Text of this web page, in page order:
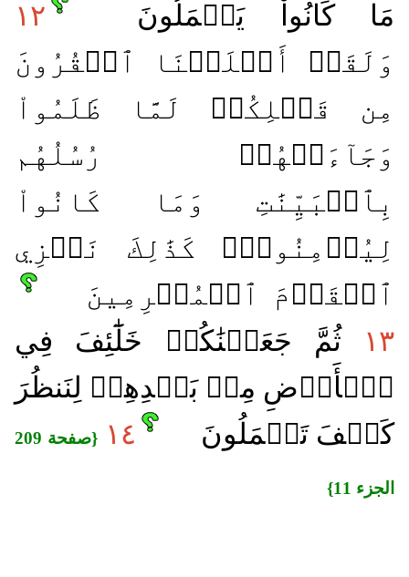
مَا كَانُواْ يَعۡمَلُونَ
١٢
وَلَقَدۡ أَهۡلَكۡنَا ٱلۡقُرُونَ
مِن قَبۡلِكُمۡ لَمَّا ظَلَمُواْ
وَجَآءَتۡهُمۡ رُسُلُهُم
بِٱلۡبَيِّنَٰتِ وَمَا كَانُواْ
لِيُؤۡمِنُواْۚ كَذَٰلِكَ نَجۡزِي
ٱلۡقَوۡمَ ٱلۡمُجۡرِمِينَ
١٣
ثُمَّ جَعَلۡنَٰكُمۡ خَلَٰٓئِفَ فِي
ٱلۡأَرۡضِ مِنۢ بَعۡدِهِمۡ لِنَنظُرَ
كَيۡفَ تَعۡمَلُونَ
١٤ {صفحة 209
الجزء 11}